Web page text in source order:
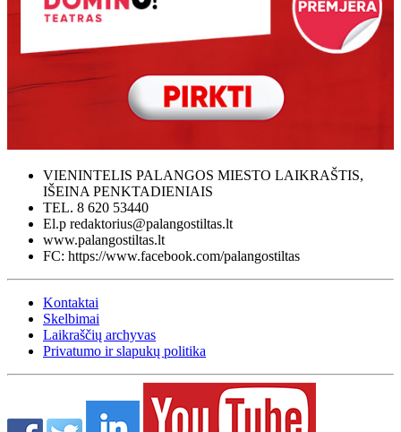
VIENINTELIS PALANGOS MIESTO LAIKRAŠTIS,
IŠEINA PENKTADIENIAIS
TEL. 8 620 53440
El.p redaktorius@palangostiltas.lt
www.palangostiltas.lt
FC: https://www.facebook.com/palangostiltas
Kontaktai
Skelbimai
Laikraščių archyvas
Privatumo ir slapukų politika